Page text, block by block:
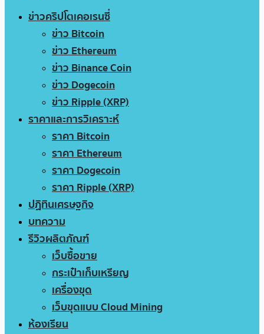
ข่าวคริปโตเคอเรนซี่
ข่าว Bitcoin
ข่าว Ethereum
ข่าว Binance Coin
ข่าว Dogecoin
ข่าว Ripple (XRP)
ราคาและการวิเคราะห์
ราคา Bitcoin
ราคา Ethereum
ราคา Dogecoin
ราคา Ripple (XRP)
ปฏิทินเศรษฐกิจ
บทความ
รีวิวผลิตภัณฑ์
เว็บซื้อขาย
กระเป๋าเก็บเหรียญ
เครื่องขุด
เว็บขุดแบบ Cloud Mining
ห้องเรียน